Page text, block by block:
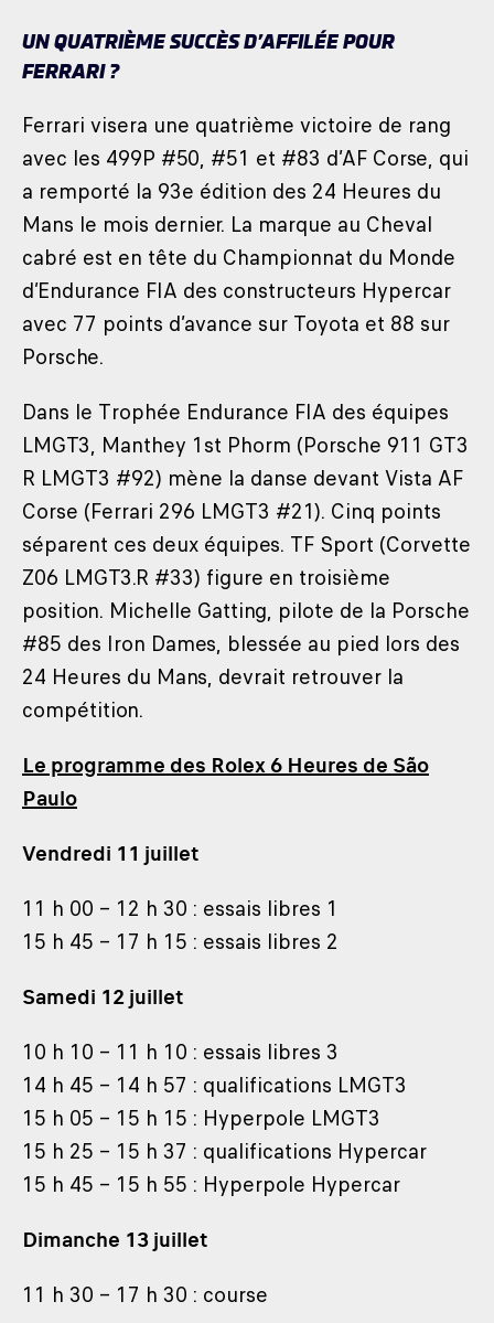
UN QUATRIÈME SUCCÈS D’AFFILÉE POUR
FERRARI ?
Ferrari visera une quatrième victoire de rang
avec les 499P #50, #51 et #83 d’AF Corse, qui
a remporté la 93e édition des 24 Heures du
Mans le mois dernier. La marque au Cheval
cabré est en tête du Championnat du Monde
d’Endurance FIA des constructeurs Hypercar
avec 77 points d’avance sur Toyota et 88 sur
Porsche.
Dans le Trophée Endurance FIA des équipes
LMGT3, Manthey 1st Phorm (Porsche 911 GT3
R LMGT3 #92) mène la danse devant Vista AF
Corse (Ferrari 296 LMGT3 #21). Cinq points
séparent ces deux équipes. TF Sport (Corvette
Z06 LMGT3.R #33) figure en troisième
position. Michelle Gatting, pilote de la Porsche
#85 des Iron Dames, blessée au pied lors des
24 Heures du Mans, devrait retrouver la
compétition.
Le programme des Rolex 6 Heures de São
Paulo
Vendredi 11 juillet
11 h 00 – 12 h 30 : essais libres 1
15 h 45 – 17 h 15 : essais libres 2
Samedi 12 juillet
10 h 10 – 11 h 10 : essais libres 3
14 h 45 – 14 h 57 : qualifications LMGT3
15 h 05 – 15 h 15 : Hyperpole LMGT3
15 h 25 – 15 h 37 : qualifications Hypercar
15 h 45 – 15 h 55 : Hyperpole Hypercar
Dimanche 13 juillet
11 h 30 – 17 h 30 : course